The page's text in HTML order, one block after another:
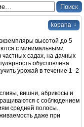
kopana ↓
высотой до 5
с минимальными
частных садах, на дачных
обусловлена
урожай в течение 1–2
вишни, абрикосы и
с соблюдением
средней полосы.
даже при